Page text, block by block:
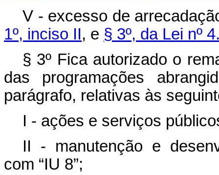
V - excesso de
1º, inciso II, e § 3º, da Lei nº
§ 3º Fica autorizado o
das programações
parágrafo, relativas às
I - ações e serviços
II - manutenção e
com “IU 8”;